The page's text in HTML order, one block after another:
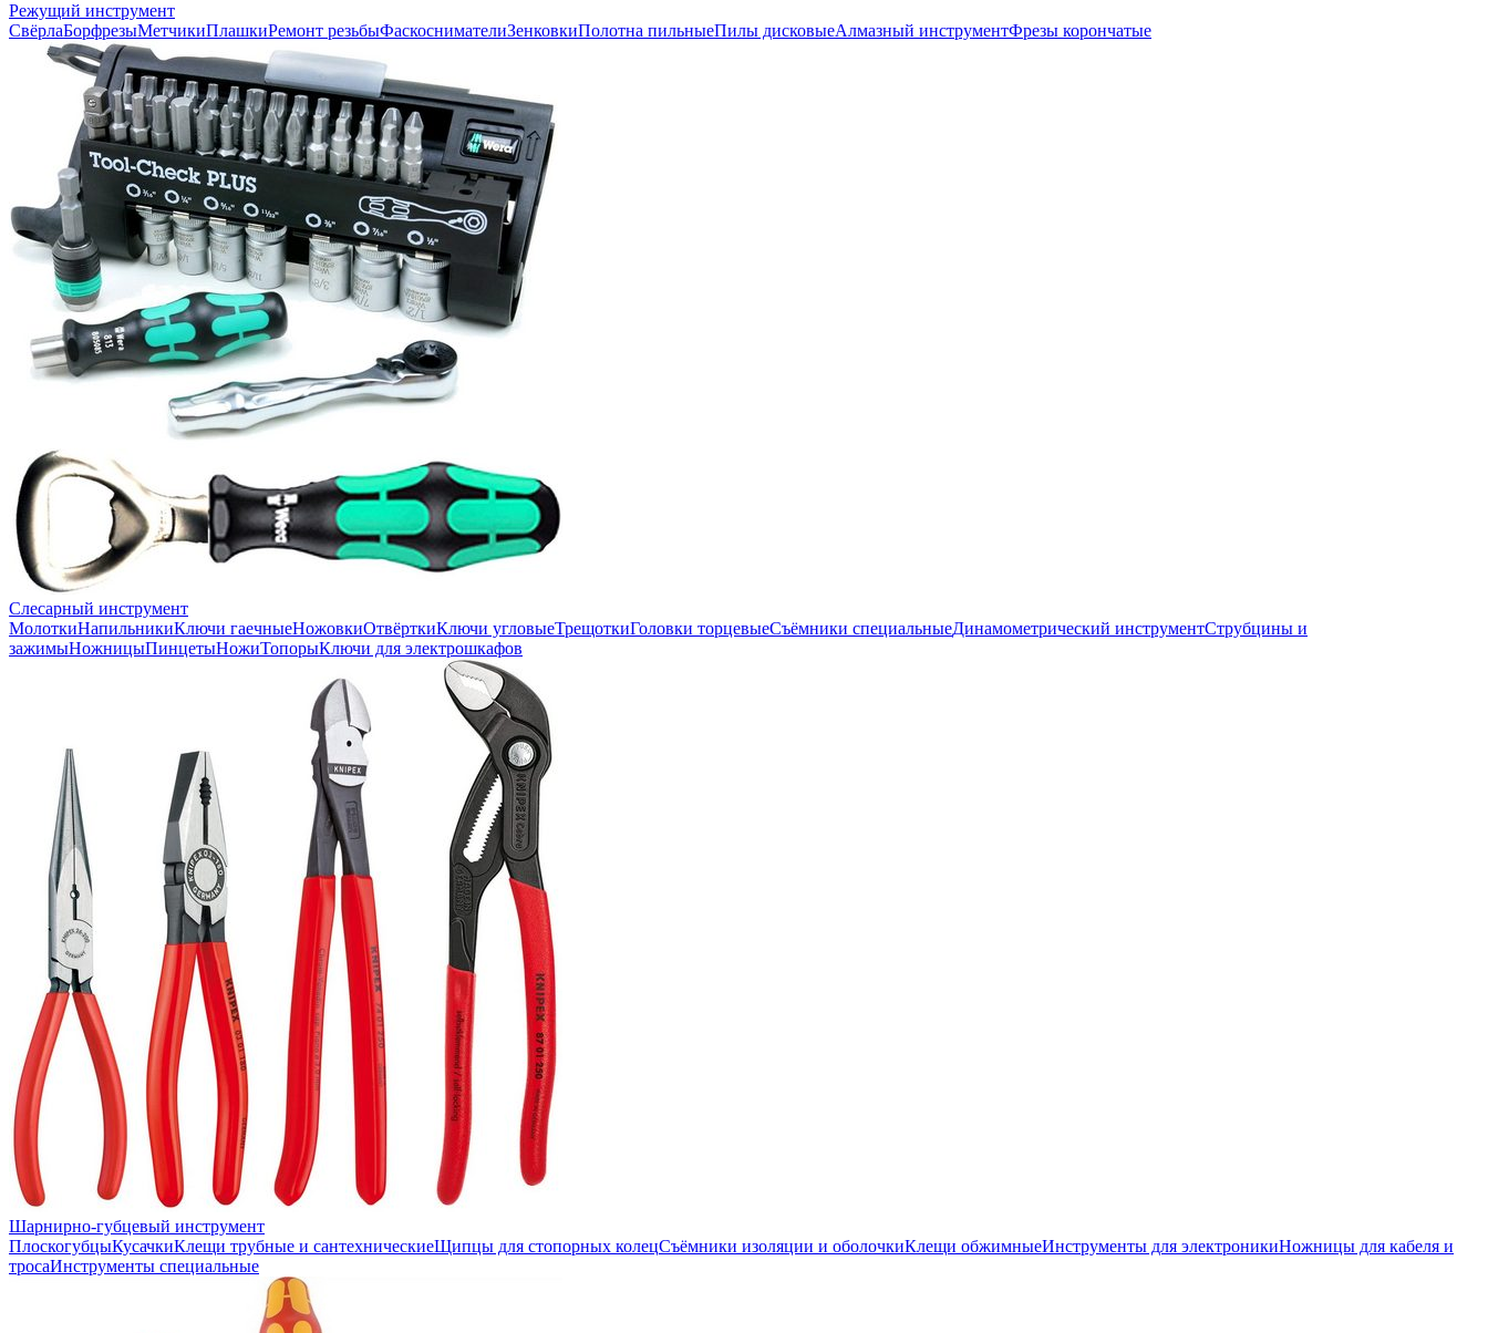
Режущий инструмент
СвёрлаБорфрезыМетчикиПлашкиРемонт резьбыФаскоснимателиЗенковкиПолотна пильныеПилы дисковыеАлмазный инструментФрезы корончатые
Слесарный инструмент
МолоткиНапильникиКлючи гаечныеНожовкиОтвёрткиКлючи угловыеТрещоткиГоловки торцевыеСъёмники специальныеДинамометрический инструментСтрубцины и
зажимыНожницыПинцетыНожиТопорыКлючи для электрошкафов
Шарнирно-губцевый инструмент
ПлоскогубцыКусачкиКлещи трубные и сантехническиеЩипцы для стопорных колецСъёмники изоляции и оболочкиКлещи обжимныеИнструменты для электроникиНожницы для кабеля и
тросаИнструменты специальные